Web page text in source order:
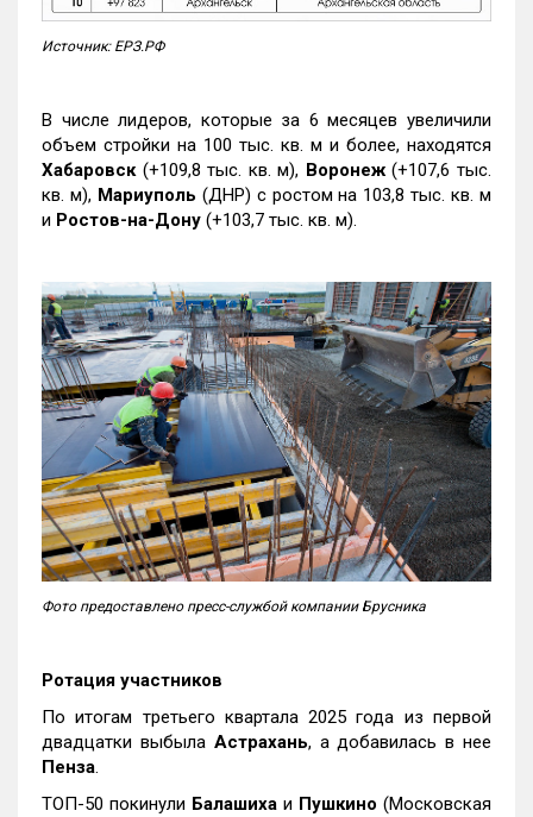
Источник: ЕРЗ.РФ
В числе лидеров, которые за 6 месяцев увеличили
объем стройки на 100 тыс. кв. м и более, находятся
Хабаровск (+109,8 тыс. кв. м), Воронеж(+107,6 тыс.
кв. м), Мариуполь (ДНР) с ростом на 103,8 тыс. кв. м
и Ростов-на-Дону (+103,7 тыс. кв. м).
Фото предоставлено пресс-службой компании Брусника
Ротация участников
По итогам третьего квартала 2025 года из первой
двадцатки выбыла Астрахань, а добавилась в нее
Пенза.
ТОП-50 покинули Балашиха и Пушкино (Московская